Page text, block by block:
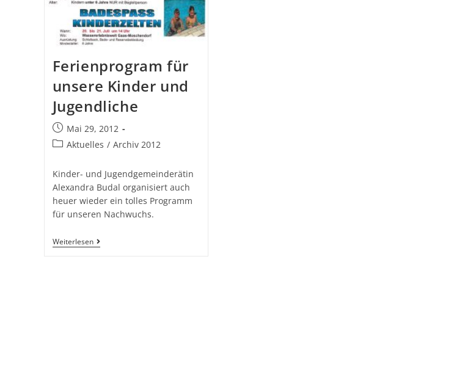
Ferienprogram für
unsere Kinder und
Jugendliche
Mai 29, 2012
Aktuelles / Archiv 2012
Kinder- und Jugendgemeinderätin
Alexandra Budal organisiert auch
heuer wieder ein tolles Programm
für unseren Nachwuchs.
Weiterlesen